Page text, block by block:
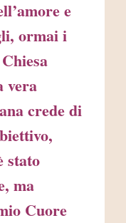
e
ormai i
vera
crede di
stato
ma
Cuore